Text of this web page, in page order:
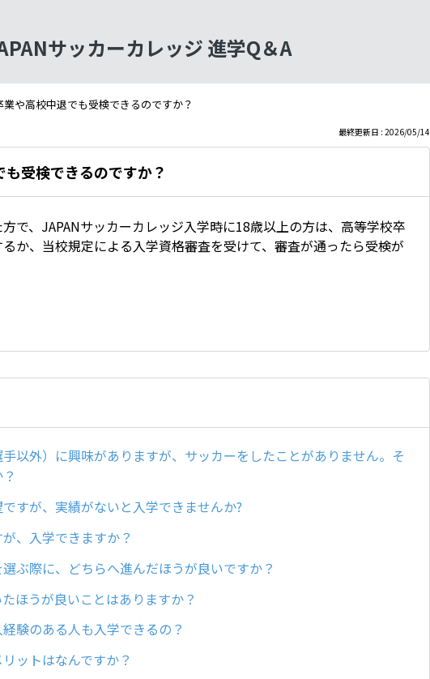
サッカーカレッジ 進学Q＆A
業や高校中退でも受検できるのですか？
最終更新日 : 2026/05/14
受検できるのですか？
で、JAPANサッカーカレッジ入学時に18歳以上の方は、高等学校卒
か、当校規定による入学資格審査を受けて、審査が通ったら受検が
以外）に興味がありますが、サッカーをしたことがありません。そ
すが、実績がないと入学できませんか?
、入学できますか？
ぶ際に、どちらへ進んだほうが良いですか？
ほうが良いことはありますか？
験のある人も入学できるの？
ットはなんですか？